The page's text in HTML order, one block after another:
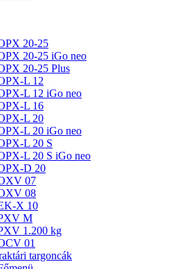
20-25
20-25 iGo neo
20-25 Plus
L 12
L 12 iGo neo
L 16
L 20
L 20 iGo neo
L 20 S
L 20 S iGo neo
D 20
07
08
X 10
M
1.200 kg
01
targoncák